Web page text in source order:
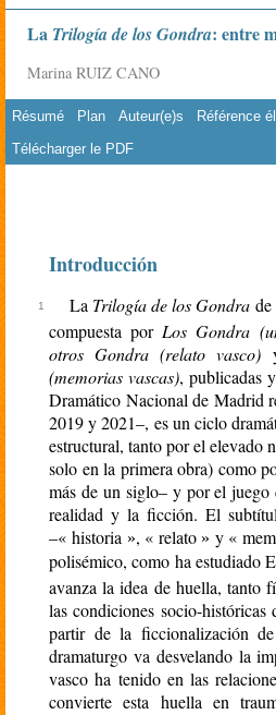
La Trilogía de los Gondra: entre
Marina RUIZ CANO
Résumé Plan Auteur(e)s Référence
Télécharger le PDF
Introducción
La Trilogía de los Gondra
compuesta porLos Gondra
otros Gondra (relato vasco)
(memorias vascas), publicadas
Dramático Nacional de Madrid
2019 y 2021–, es un ciclo
estructural, tanto por el elevado
solo en la primera obra) como
más de un siglo– y por el juego
realidad y la ficción. El
–« historia », « relato » y «
polisémico, como ha estudiado
avanza la idea de huella, tanto
las condiciones socio-
partir de la ficcionalización
dramaturgo va desvelando la
vasco ha tenido en las
convierte esta huella en